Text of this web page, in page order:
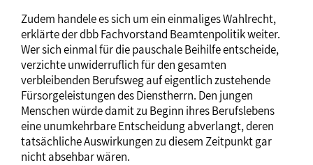
Zudem handele es sich um ein einmaliges Wahlrecht,
erklärte der dbb Fachvorstand Beamtenpolitik weiter.
Wer sich einmal für die pauschale Beihilfe entscheide,
verzichte unwiderruflich für den gesamten
verbleibenden Berufsweg auf eigentlich zustehende
Fürsorgeleistungen des Dienstherrn. Den jungen
Menschen würde damit zu Beginn ihres Berufslebens
eine unumkehrbare Entscheidung abverlangt, deren
tatsächliche Auswirkungen zu diesem Zeitpunkt gar
nicht absehbar wären.